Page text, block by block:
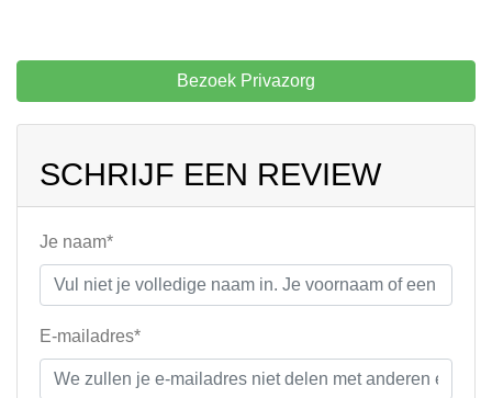
Bezoek Privazorg
SCHRIJF EEN REVIEW
Je naam*
E-mailadres*